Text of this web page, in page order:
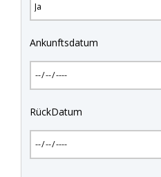
Ankunftsdatum
RückDatum